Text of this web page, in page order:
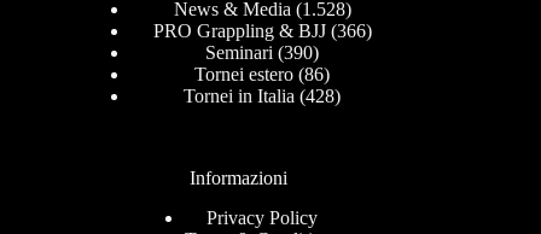
News & Media (1.528)
PRO Grappling & BJJ(366)
Seminari (390)
Tornei estero (86)
Tornei in Italia (428)
Informazioni
Privacy Policy